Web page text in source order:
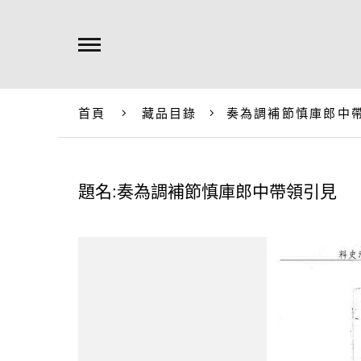
首頁 藏品目錄 奏為調補節慎庫郎中
題名:奏為調補節慎庫郎中帶領引見